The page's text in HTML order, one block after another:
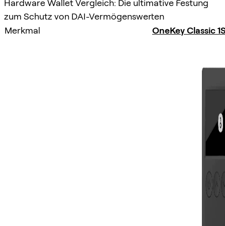
Hardware Wallet Vergleich: Die ultimative Festung
zum Schutz von DAI-Vermögenswerten
Merkmal
OneKey Classic